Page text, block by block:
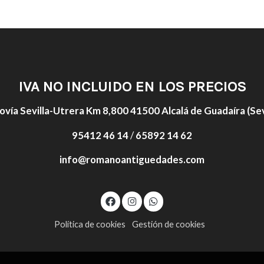
IVA NO INCLUIDO EN LOS PRECIOS
Sevilla-Utrera Km 8,800 41500 Alcalá de Guadaíra
95412 46 14/65892 14 62
info@romanoantiguedades.com
Política de cookies Gestión de cookies